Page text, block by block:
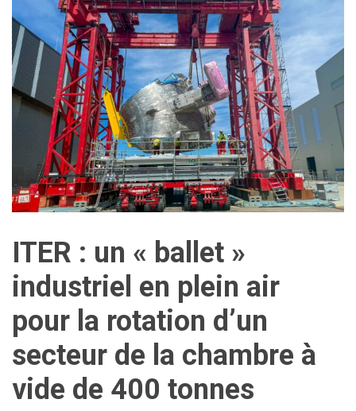
ITER : un « ballet »
industriel en plein air
pour la rotation d’un
secteur de la chambre à
vide de 400 tonnes